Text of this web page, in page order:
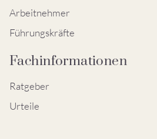
Arbeitnehmer
Führungskräfte
Fachinformationen
Ratgeber
Urteile